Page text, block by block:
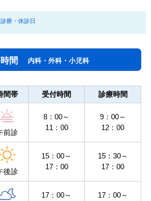
診療・休診日
間 内科・外科・小児科
間帯 受付時間 診療時間
前診
8：00～
11：00
9：00～
12：00
後診
15：00～
17：00
15：30～
17：00
17：00～
17：00～